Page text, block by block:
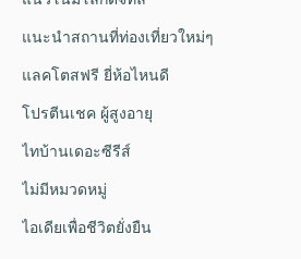
แนะนำสถานที่ท่องเที่ยวใหม่ๆ
แลคโตสฟรี ยี่ห้อไหนดี
โปรตีนเชค ผู้สูงอายุ
ไทบ้านเดอะซีรีส์
ไม่มีหมวดหมู่
ไอเดียเพื่อชีวิตยั่งยืน